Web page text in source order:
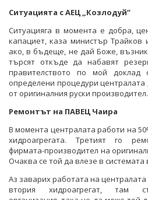
Ситуацията с АЕЦ „Козлодуй”
Ситуацияга в момента е добра,
капациет, каза министър Трайков
ако, в бъдеще, не дай Боже,
търсят откъде да набавят
правителството по мой
определени процедури
от оригиналния руски производител.
Ремонтът на ПАВЕЦ Чаира
В момента централата работи на
хидроагрегата. Третият го
фирмата-производител на
Очаква се той да влезе в системата
Аз заварих работата на
втория хидроагрегат, там